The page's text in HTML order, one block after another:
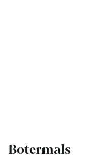
Botermals